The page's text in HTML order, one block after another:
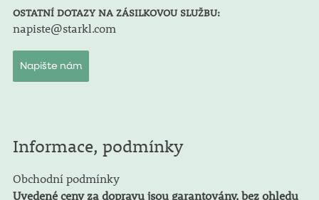
OSTATNÍ DOTAZY NA ZÁSILKOVOU SLUŽBU:
napiste@starkl.com
Napište nám
Informace, podmínky
Obchodní podmínky
Uvedené ceny za dopravu jsou garantovány, bez ohledu